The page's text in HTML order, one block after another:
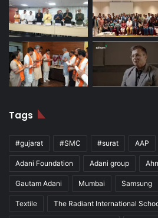
Tags
#gujarat #SMC #surat AAP
Adani Foundation Adani group
Gautam Adani Mumbai Samsung
Textile The Radiant International